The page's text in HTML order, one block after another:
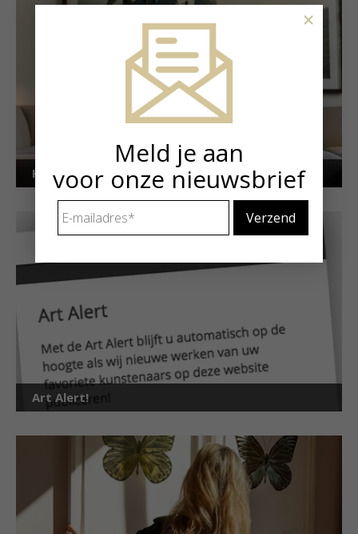
Kunstuitleen voor particulieren
Art Alert!
Meld je aan
voor onze nieuwsbrief
mailadres *
×